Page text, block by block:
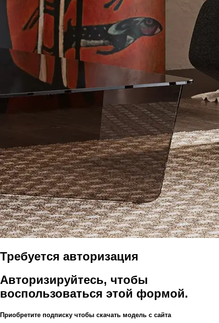
Требуется авторизация
Авторизируйтесь, чтобы
воспользоваться этой формой.
Приобретите подписку чтобы скачать модель с сайта